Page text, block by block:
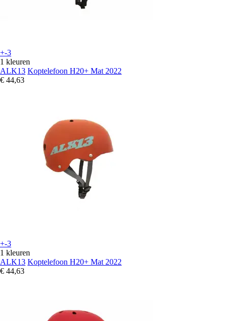
+-3
1 kleuren
ALK13 Koptelefoon H20+ Mat 2022
€ 44,63
+-3
1 kleuren
ALK13 Koptelefoon H20+ Mat 2022
€ 44,63